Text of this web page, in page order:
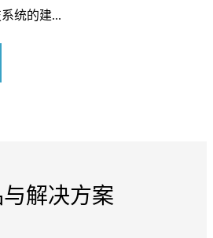
统的建...
解决方案